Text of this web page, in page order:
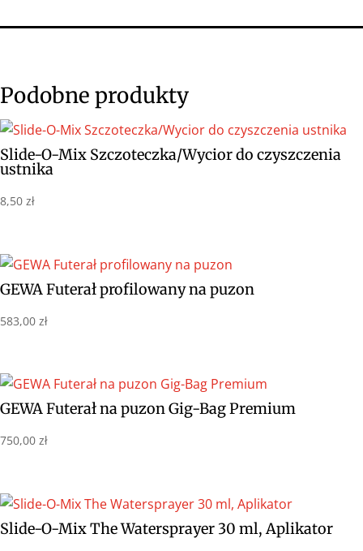
Podobne produkty
Slide-O-Mix Szczoteczka/Wycior do czyszczenia
ustnika
8,50 zł
GEWA Futerał profilowany na puzon
583,00 zł
GEWA Futerał na puzon Gig-Bag Premium
750,00 zł
Slide-O-Mix The Watersprayer 30 ml, Aplikator